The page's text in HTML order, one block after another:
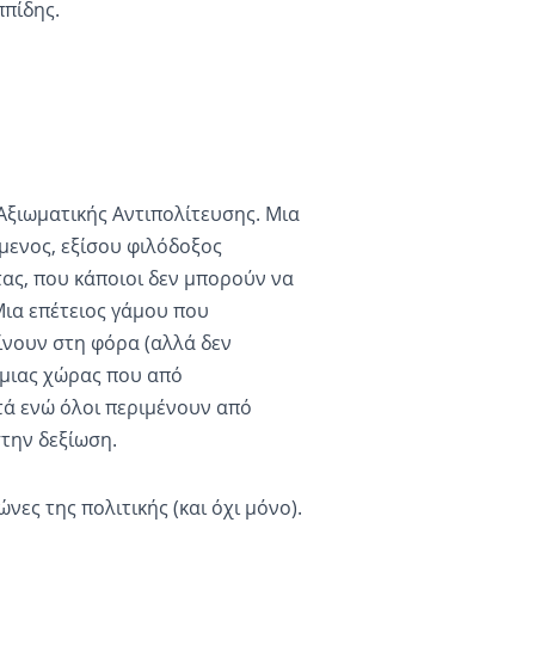
Αντιπολίτευσης. Μια
εξίσου φιλόδοξος
που κάποιοι δεν μπορούν να
επέτειος γάμου που
στη φόρα (αλλά δεν
χώρας που από
ενώ όλοι περιμένουν από
δεξίωση.
της πολιτικής (και όχι μόνο).